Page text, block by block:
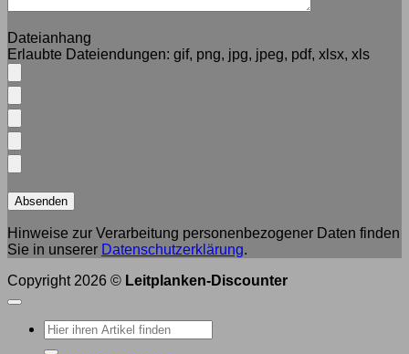
Dateianhang
Erlaubte Dateiendungen: gif, png, jpg, jpeg, pdf, xlsx, xls
Hinweise zur Verarbeitung personenbezogener Daten finden
Sie in unserer Datenschutzerklärung.
Copyright 2026 © Leitplanken-Discounter
Suche
nach: